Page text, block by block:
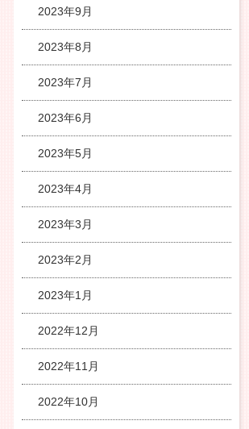
2023年9月
2023年8月
2023年7月
2023年6月
2023年5月
2023年4月
2023年3月
2023年2月
2023年1月
2022年12月
2022年11月
2022年10月